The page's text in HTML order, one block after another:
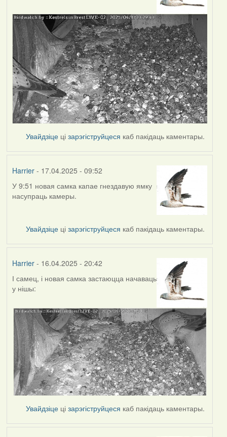
Увайдзіце цізарэгіструйцеся каб пакідаць каментары.
Harrier- 17.04.2025 - 09:52
У 9:51 новая самка капае гнездавую ямку
насупраць камеры.
Увайдзіце цізарэгіструйцеся каб пакідаць каментары.
Harrier- 16.04.2025 - 20:42
І самец, і новая самка застаюцца начаваць
у нішы:
Увайдзіце цізарэгіструйцеся каб пакідаць каментары.